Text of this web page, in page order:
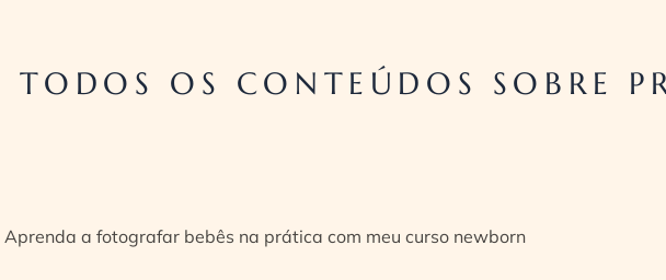
TODOS OS CONTEÚDOS SOBRE
Aprenda a fotografar bebês na prática com meu curso newborn